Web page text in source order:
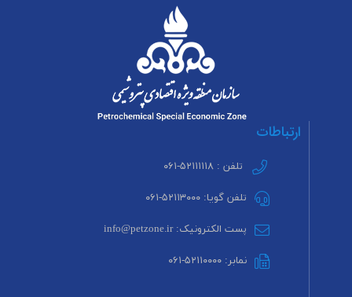
ارتباطات
تلفن : ۵۲۱۱۱۱۱۸-۰۶۱
تلفن گویا: ۵۲۱۱۳۰۰۰-۰۶۱
پست الکترونیک: info@petzone.ir
نمابر: ۵۲۱۱۰۰۰۰-۰۶۱